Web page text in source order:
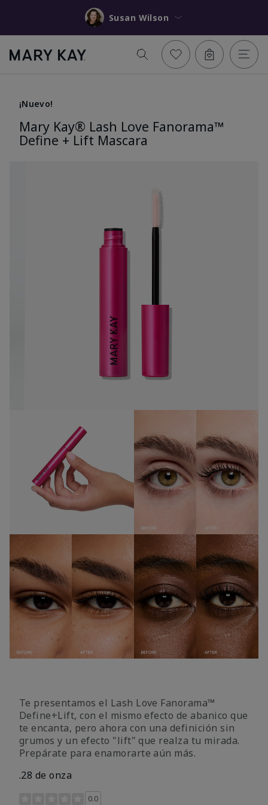
Susan Wilson
¡Nuevo!
Mary Kay® Lash Love Fanorama™
Define + Lift Mascara
Te presentamos el Lash Love Fanorama™
Define+Lift, con el mismo efecto de abanico que
te encanta, pero ahora con una definición sin
grumos y un efecto "lift" que realza tu mirada.
Prepárate para enamorarte aún más.
.28 de onza
Calificación de clientes de 3,4 de 5
0.0